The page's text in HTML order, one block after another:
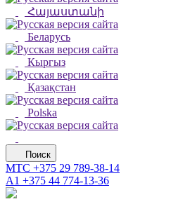
Հայաստանի
Беларусь
Кыргыз
Қазақстан
Polska
Поиск
МТС +375 29 789-38-14
А1 +375 44 774-13-36